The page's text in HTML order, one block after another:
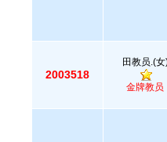
2003518
田教员.(
金牌教员